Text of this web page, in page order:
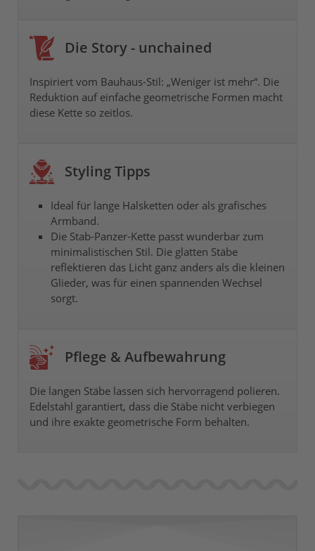
Die Story - unchained
Inspiriert vom Bauhaus-Stil: „Weniger ist mehr“. Die
Reduktion auf einfache geometrische Formen macht
diese Kette so zeitlos.
Styling Tipps
Ideal für lange Halsketten oder als grafisches
Armband.
Die Stab-Panzer-Kette passt wunderbar zum
minimalistischen Stil. Die glatten Stäbe
reflektieren das Licht ganz anders als die kleinen
Glieder, was für einen spannenden Wechsel
sorgt.
Pflege & Aufbewahrung
Die langen Stäbe lassen sich hervorragend polieren.
Edelstahl garantiert, dass die Stäbe nicht verbiegen
und ihre exakte geometrische Form behalten.